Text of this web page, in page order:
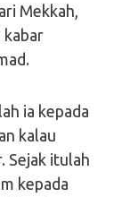
Mekkah,
kabar
ia kepada
kalau
Sejak itulah
kepada